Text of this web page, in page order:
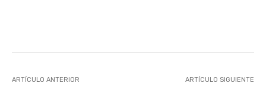
ARTÍCULO ANTERIOR ARTÍCULO SIGUIENTE